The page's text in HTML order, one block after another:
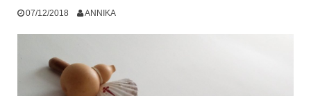
07/12/2018 ANNIKA